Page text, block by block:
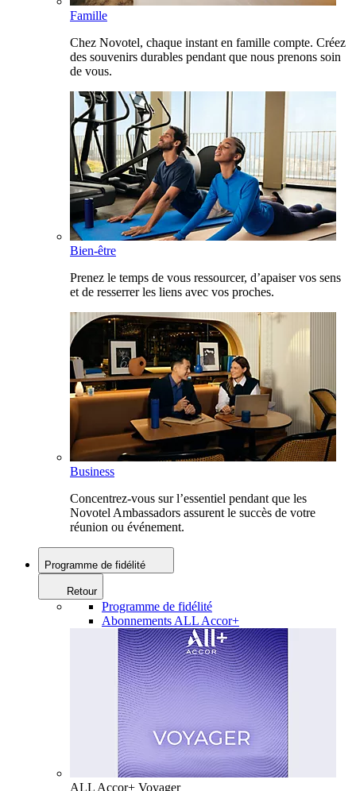
Famille
Chez Novotel, chaque instant en famille compte. Créez
des souvenirs durables pendant que nous prenons soin
de vous.
Bien-être
Prenez le temps de vous ressourcer, d’apaiser vos sens
et de resserrer les liens avec vos proches.
Business
Concentrez-vous sur l’essentiel pendant que les
Novotel Ambassadors assurent le succès de votre
réunion ou événement.
Programme de fidélité
Retour
Programme de fidélité
Abonnements ALL Accor+
ALL Accor+ Voyager